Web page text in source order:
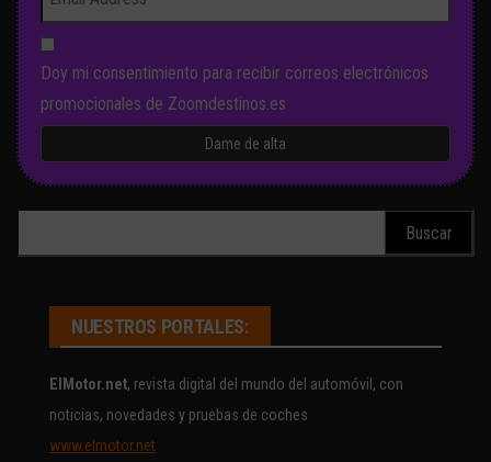
Doy mi consentimiento para recibir correos electrónicos
promocionales de Zoomdestinos.es
NUESTROS PORTALES:
ElMotor.net, revista digital del mundo del automóvil, con
noticias, novedades y pruebas de coches
www.elmotor.net